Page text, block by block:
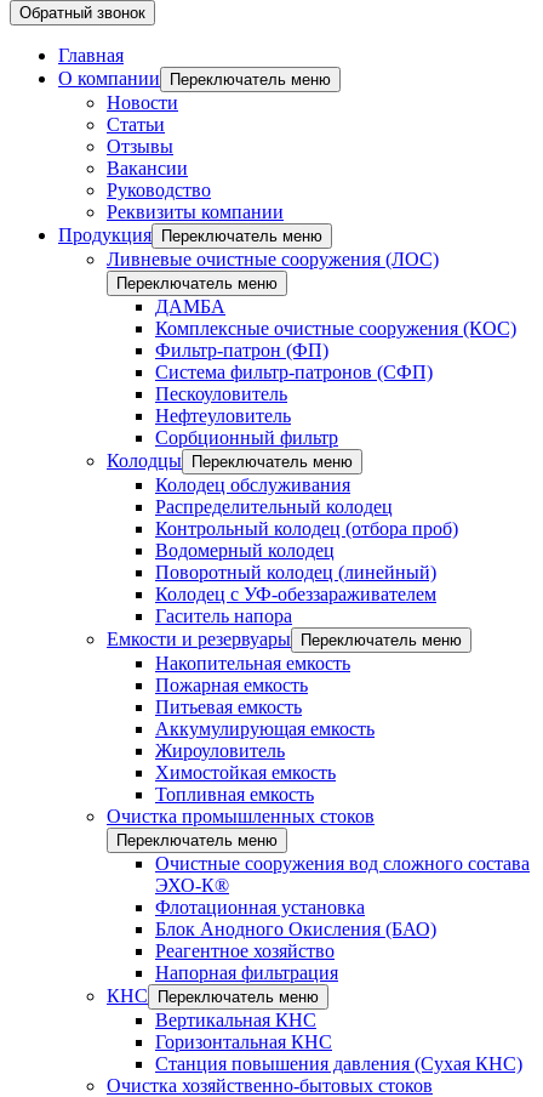
Обратный звонок
Главная
О компании
Переключатель меню
Новости
Статьи
Отзывы
Вакансии
Руководство
Реквизиты компании
Продукция
Переключатель меню
Ливневые очистные сооружения (ЛОС)
Переключатель меню
ДАМБА
Комплексные очистные сооружения (КОС)
Фильтр-патрон (ФП)
Система фильтр-патронов (СФП)
Пескоуловитель
Нефтеуловитель
Сорбционный фильтр
Колодцы
Переключатель меню
Колодец обслуживания
Распределительный колодец
Контрольный колодец (отбора проб)
Водомерный колодец
Поворотный колодец (линейный)
Колодец с УФ-обеззараживателем
Гаситель напора
Емкости и резервуары
Переключатель меню
Накопительная емкость
Пожарная емкость
Питьевая емкость
Аккумулирующая емкость
Жироуловитель
Химостойкая емкость
Топливная емкость
Очистка промышленных стоков
Переключатель меню
Очистные сооружения вод сложного состава
ЭХО-К®
Флотационная установка
Блок Анодного Окисления (БАО)
Реагентное хозяйство
Напорная фильтрация
КНС
Переключатель меню
Вертикальная КНС
Горизонтальная КНС
Станция повышения давления (Сухая КНС)
Очистка хозяйственно-бытовых стоков